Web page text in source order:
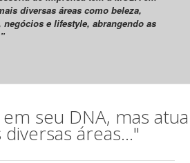
diversas áreas como beleza,
e lifestyle, abrangendo as
seu DNA, mas atua
áreas..."